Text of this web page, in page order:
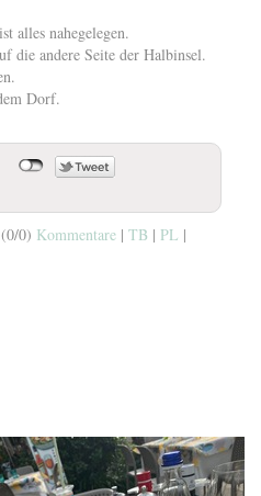
alles nahegelegen.
die andere Seite der Halbinsel.
Dorf.
(0/0) Kommentare | TB | PL |